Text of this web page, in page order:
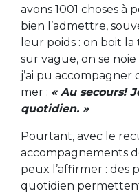
avons 1001 choses à
bien l’admettre,
leur poids : on boit
sur vague, on se
j’ai pu
mer : « Au secours!
quotidien. »
Pourtant, avec le
accompagnements
peux l’affirmer : des
quotidien